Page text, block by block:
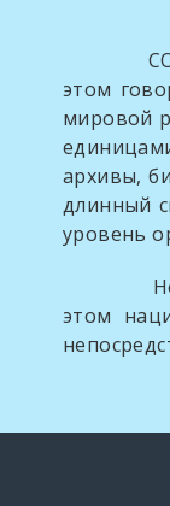
СОМ-
этом
мировой
архивы,
длинный
уровень
этом